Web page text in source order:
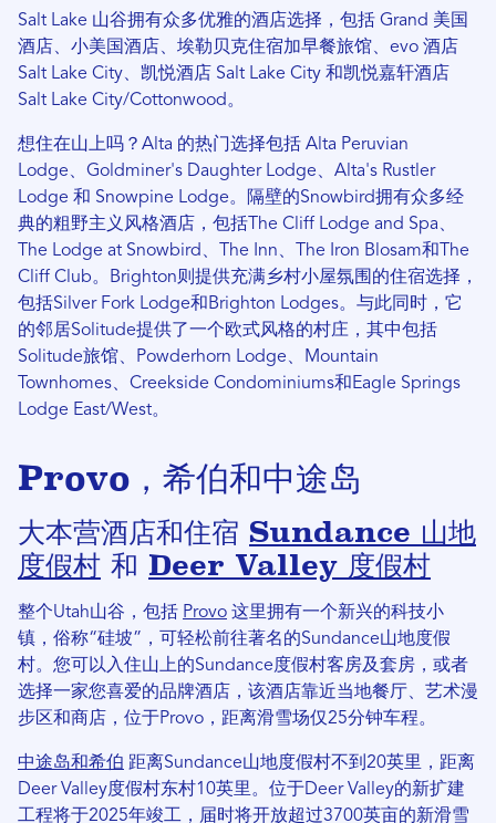
Salt Lake 山谷拥有众多优雅的酒店选择，包括 Grand 美国
酒店、小美国酒店、埃勒贝克住宿加早餐旅馆、evo 酒店
Salt Lake City、凯悦酒店 Salt Lake City 和凯悦嘉轩酒店
Salt Lake City/Cottonwood。
想住在山上吗？Alta 的热门选择包括 Alta Peruvian
Lodge、Goldminer's Daughter Lodge、Alta's Rustler
Lodge 和 Snowpine Lodge。隔壁的Snowbird拥有众多经
典的粗野主义风格酒店，包括The Cliff Lodge and Spa、
The Lodge at Snowbird、The Inn、The Iron Blosam和The
Cliff Club。Brighton则提供充满乡村小屋氛围的住宿选择，
包括Silver Fork Lodge和Brighton Lodges。与此同时，它
的邻居Solitude提供了一个欧式风格的村庄，其中包括
Solitude旅馆、Powderhorn Lodge、Mountain
Townhomes、Creekside Condominiums和Eagle Springs
Lodge East/West。
Provo，希伯和中途岛
大本营酒店和住宿 Sundance 山地
度假村 和 Deer Valley 度假村
整个Utah山谷，包括 Provo 这里拥有一个新兴的科技小
镇，俗称“硅坡”，可轻松前往著名的Sundance山地度假
村。您可以入住山上的Sundance度假村客房及套房，或者
选择一家您喜爱的品牌酒店，该酒店靠近当地餐厅、艺术漫
步区和商店，位于Provo，距离滑雪场仅25分钟车程。
中途岛和希伯 距离Sundance山地度假村不到20英里，距离
Deer Valley度假村东村10英里。位于Deer Valley的新扩建
工程将于2025年竣工，届时将开放超过3700英亩的新滑雪